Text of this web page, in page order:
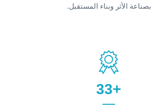
بصناعة الأثر وبناء المستقبل.
33+